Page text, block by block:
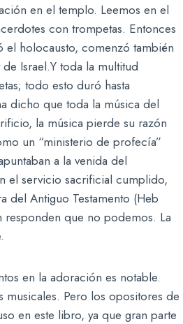
en el templo. Leemos en el
con trompetas. Entonces
el holocausto, comenzó también
Israel.Y toda la multitud
todo esto duró hasta
dicho que toda la música del
la música pierde su razón
un “ministerio de profecía”
a la venida del
el servicio sacrificial cumplido,
del Antiguo Testamento (Heb
que no podemos. La
en la adoración es notable.
Pero los opositores de
en este libro, ya que gran parte